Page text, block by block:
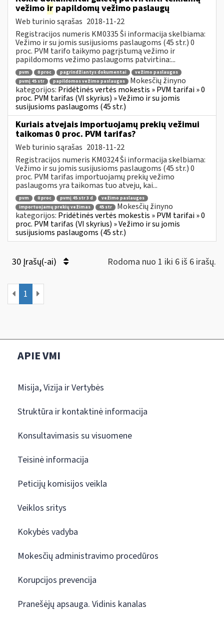
vežimo ir papildomų vežimo paslaugų
Web turinio sąrašas 2018-11-22
Registracijos numeris KM0335 Ši informacija skelbiama:
Vežimo ir su jomis susijusioms paslaugoms (45 str.) 0
proc. PVM tarifo taikymo pagrįstumą vežimo ir
papildomoms vežimo paslaugoms patvirtina:...
pvm 0 proc pagrindžiantys dokumentai
vežimo paslaugos
pvmį 45 str
papildomos vežimo paslaugos
Mokesčių žinyno
kategorijos: Pridėtinės vertės mokestis » PVM tarifai » 0
proc. PVM tarifas (VI skyrius) » Vežimo ir su jomis
susijusioms paslaugoms (45 str.)
Kuriais atvejais importuojamų prekių vežimui
taikomas 0 proc. PVM tarifas?
Web turinio sąrašas 2018-11-22
Registracijos numeris KM0324 Ši informacija skelbiama:
Vežimo ir su jomis susijusioms paslaugoms (45 str.) 0
proc. PVM tarifas importuojamų prekių vežimo
paslaugoms yra taikomas tuo atveju, kai...
pvm 0 proc pvmį 45 str 3 d
vežimo paslaugos
importuojamų prekių vežimas
45 str
Mokesčių žinyno
kategorijos: Pridėtinės vertės mokestis » PVM tarifai » 0
proc. PVM tarifas (VI skyrius) » Vežimo ir su jomis
susijusioms paslaugoms (45 str.)
30 Įrašų(-ai) Rodoma nuo 1 iki 6 iš 6 irašų.
1
APIE VMI
Misija, Vizija ir Vertybės
Struktūra ir kontaktinė informacija
Konsultavimasis su visuomene
Teisinė informacija
Peticijų komisijos veikla
Veiklos sritys
Kokybės vadyba
Mokesčių administravimo procedūros
Korupcijos prevencija
Pranešėjų apsauga. Vidinis kanalas